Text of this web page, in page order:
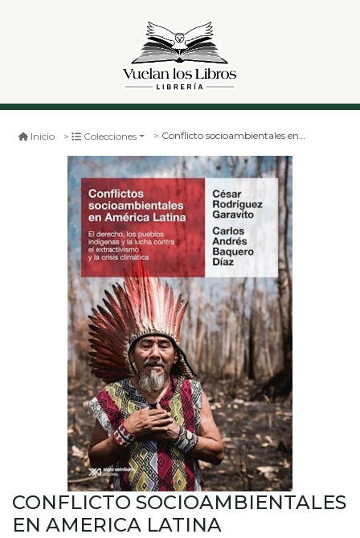
Inicio Colecciones Conflicto socioambientales en america latina
CONFLICTO SOCIOAMBIENTALES
EN AMERICA LATINA